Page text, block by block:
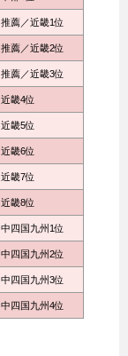
推薦／近畿1位
推薦／近畿2位
推薦／近畿3位
近畿4位
近畿5位
近畿6位
近畿7位
近畿8位
中四国九州1位
中四国九州2位
中四国九州3位
中四国九州4位